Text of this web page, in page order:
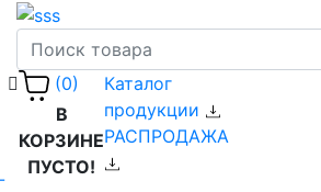
(0)
В
КОРЗИНЕ
ПУСТО!
Каталог
продукции
РАСПРОДАЖА